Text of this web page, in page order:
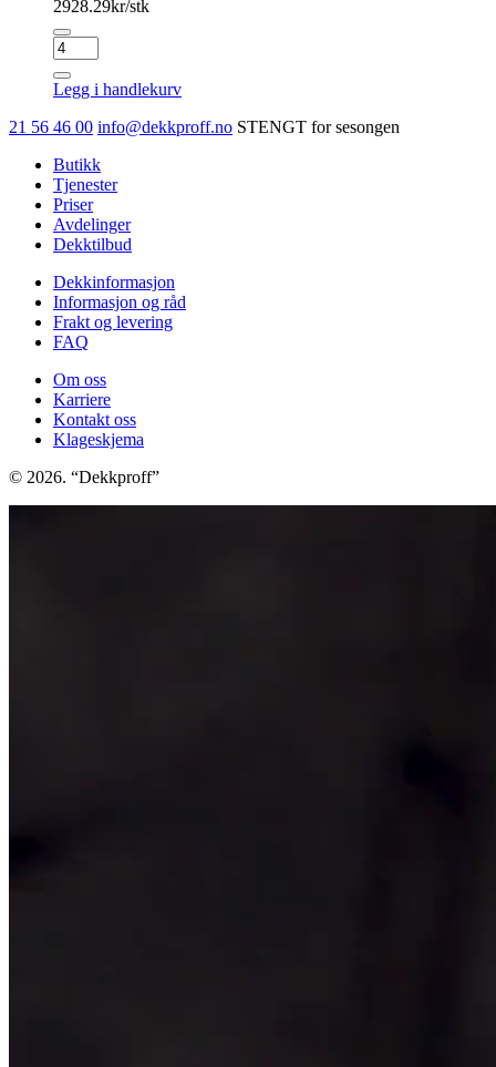
2928.29kr/stk
MICHELIN
X-
ICE
NORTH
4
Legg i handlekurv
21 56 46 00 info@dekkproff.no STENGT for sesongen
Butikk
Tjenester
Priser
Avdelinger
Dekktilbud
Dekkinformasjon
Informasjon og råd
Frakt og levering
FAQ
Om oss
Karriere
Kontakt oss
Klageskjema
© 2026. “Dekkproff”